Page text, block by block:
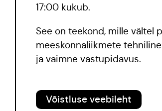
17:00 kukub.
See on teekond, mille vältel
meeskonnaliikmete
ja vaimne vastupidavus.
Võistluse veebileht